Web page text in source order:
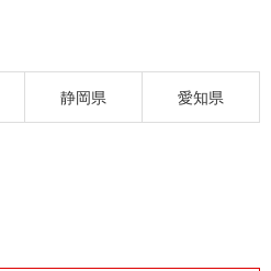
静岡県 愛知県